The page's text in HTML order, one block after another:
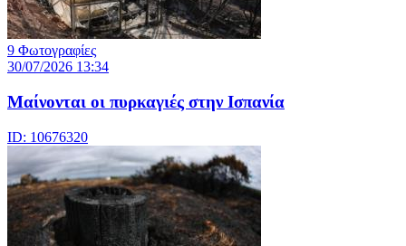
9 Φωτογραφίες
30/07/2026 13:34
Μαίνονται οι πυρκαγιές στην Ισπανία
ID: 10676320